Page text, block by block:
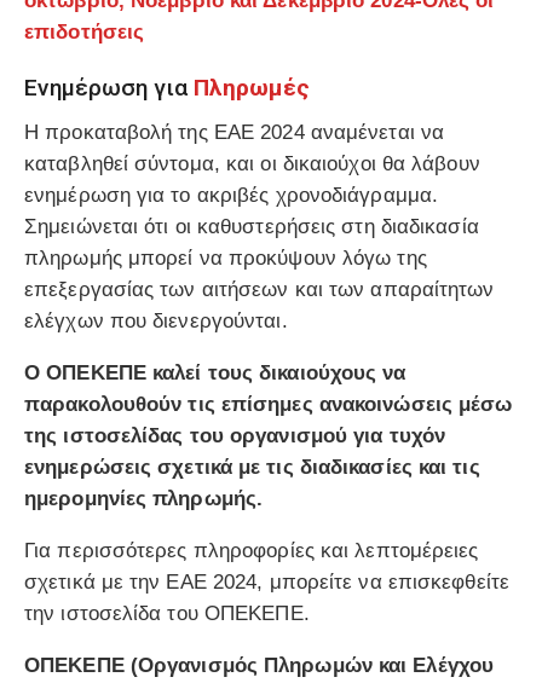
επιδοτήσεις
Ενημέρωση για Πληρωμές
Η προκαταβολή της ΕΑΕ 2024 αναμένεται να
καταβληθεί σύντομα, και οι δικαιούχοι θα λάβουν
ενημέρωση για το ακριβές χρονοδιάγραμμα.
Σημειώνεται ότι οι καθυστερήσεις στη διαδικασία
πληρωμής μπορεί να προκύψουν λόγω της
επεξεργασίας των αιτήσεων και των απαραίτητων
ελέγχων που διενεργούνται.
Ο ΟΠΕΚΕΠΕ καλεί τους δικαιούχους να
παρακολουθούν τις επίσημες ανακοινώσεις μέσω
της ιστοσελίδας του οργανισμού για τυχόν
ενημερώσεις σχετικά με τις διαδικασίες και τις
ημερομηνίες πληρωμής.
Για περισσότερες πληροφορίες και λεπτομέρειες
σχετικά με την ΕΑΕ 2024, μπορείτε να επισκεφθείτε
την ιστοσελίδα του ΟΠΕΚΕΠΕ.
ΟΠΕΚΕΠΕ (Οργανισμός Πληρωμών και Ελέγχου